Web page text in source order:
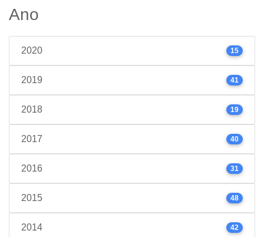
Ano
2020 15
2019 41
2018 19
2017 40
2016 31
2015 48
2014 42